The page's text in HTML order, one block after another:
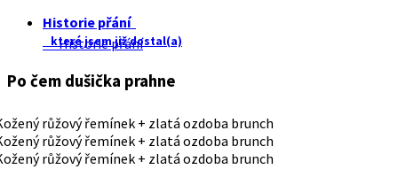
Historie přání
které jsem již dostal(a)
Historie přání
Po čem dušička prahne